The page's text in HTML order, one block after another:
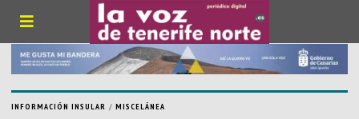
INFORMACIÓN INSULAR / MISCELÁNEA